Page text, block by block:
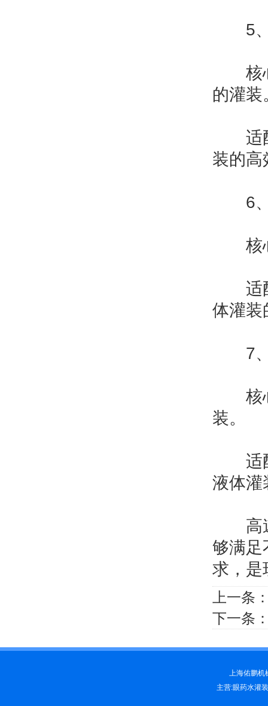
5、
核心
的灌装
适配
装的高
6、
核心
适配
体灌装
7、
核心
装。
适配
液体灌
高速
够满足
求，是
上一条
下一条
上海佑鹏机
主营:眼药水灌